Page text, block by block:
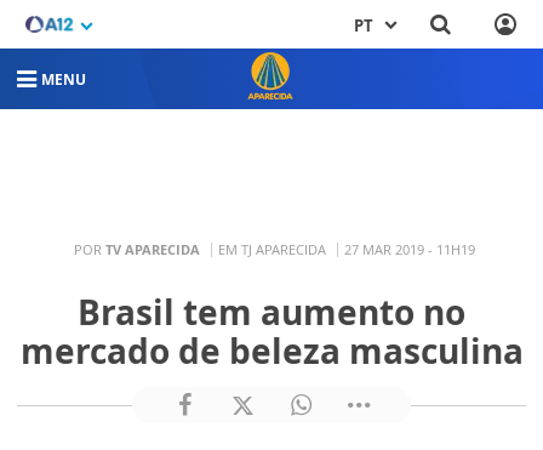
PT
MENU
POR TV APARECIDA EM TJ APARECIDA 27 MAR 2019 - 11H19
Brasil tem aumento no
mercado de beleza masculina